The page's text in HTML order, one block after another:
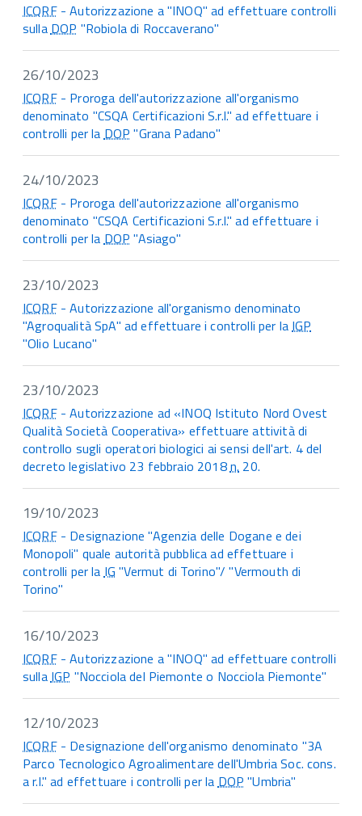
ICQRF- Autorizzazione a "INOQ" ad effettuare controlli
sullaDOP "Robiola di Roccaverano"
26/10/2023
ICQRF- Proroga dell'autorizzazione all'organismo
denominato "CSQA Certificazioni S.r.l." ad effettuare i
controlli per laDOP "Grana Padano"
24/10/2023
ICQRF- Proroga dell'autorizzazione all'organismo
denominato "CSQA Certificazioni S.r.l." ad effettuare i
controlli per laDOP "Asiago"
23/10/2023
ICQRF- Autorizzazione all'organismo denominato
"Agroqualità SpA" ad effettuare i controlli per laIGP
"Olio Lucano"
23/10/2023
ICQRF- Autorizzazione ad «INOQ Istituto Nord Ovest
Qualità Società Cooperativa» effettuare attività di
controllo sugli operatori biologici ai sensi dell'art. 4 del
decreto legislativo 23 febbraio 2018n. 20.
19/10/2023
ICQRF- Designazione "Agenzia delle Dogane e dei
Monopoli" quale autorità pubblica ad effettuare i
controlli per laIG "Vermut di Torino"/ "Vermouth di
Torino"
16/10/2023
ICQRF- Autorizzazione a "INOQ" ad effettuare controlli
sullaIGP "Nocciola del Piemonte o Nocciola Piemonte"
12/10/2023
ICQRF- Designazione dell'organismo denominato "3A
Parco Tecnologico Agroalimentare dell'Umbria Soc. cons.
a r.l." ad effettuare i controlli per laDOP "Umbria"